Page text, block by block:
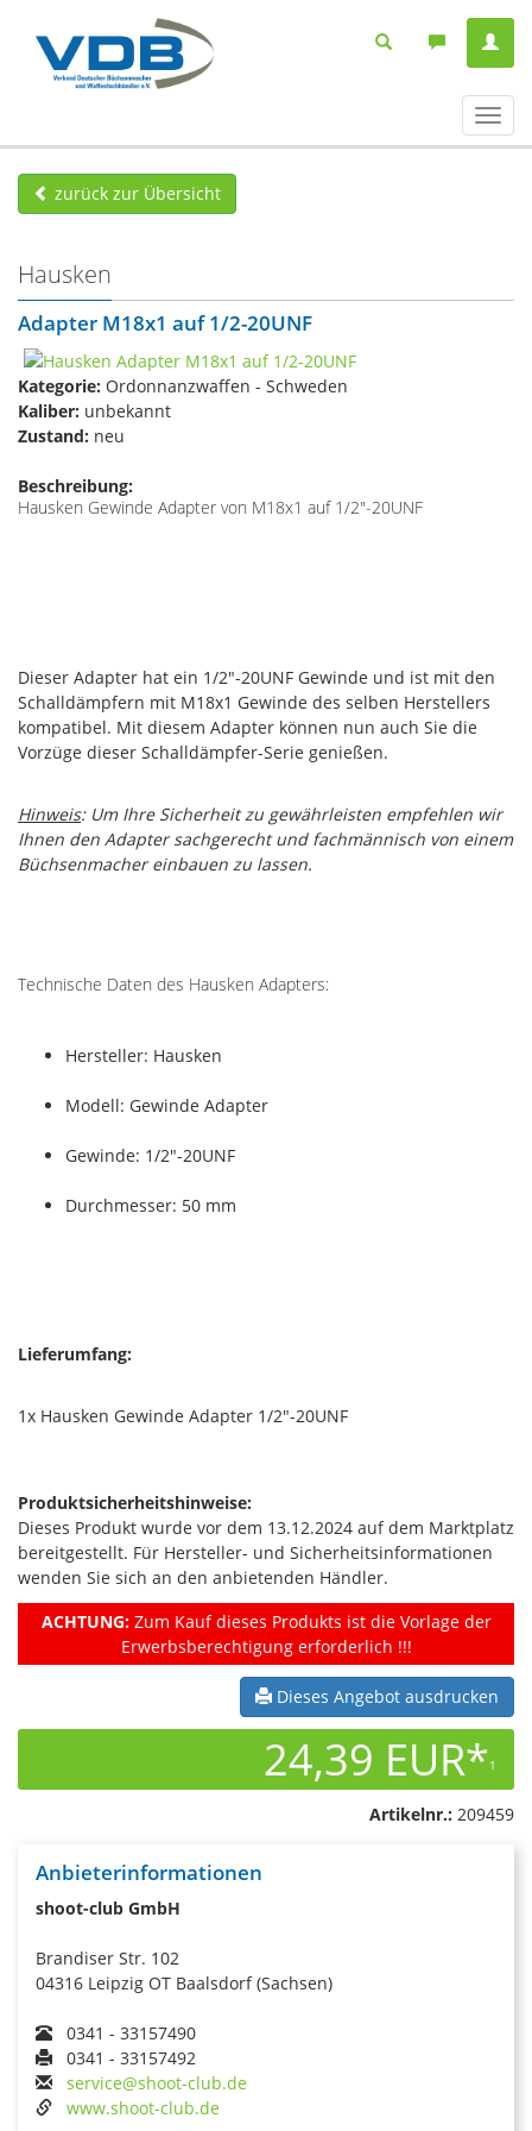
ein-/
zurück zur Übersicht
Hausken
Adapter M18x1 auf 1/2-20UNF
Kategorie: Ordonnanzwaffen - Schweden
Kaliber: unbekannt
Zustand: neu
Beschreibung:
Hausken Gewinde Adapter von M18x1 auf 1/2"-20UNF
Dieser Adapter hat ein 1/2"-20UNF Gewinde und ist mit den
Schalldämpfern mit M18x1 Gewinde des selben Herstellers
kompatibel. Mit diesem Adapter können nun auch Sie die
Vorzüge dieser Schalldämpfer-Serie genießen.
Hinweis: Um Ihre Sicherheit zu gewährleisten empfehlen wir
Ihnen den Adapter sachgerecht und fachmännisch von einem
Büchsenmacher einbauen zu lassen.
Technische Daten des Hausken Adapters:
Hersteller: Hausken
Modell: Gewinde Adapter
Gewinde: 1/2"-20UNF
Durchmesser: 50 mm
Lieferumfang:
1x Hausken Gewinde Adapter 1/2"-20UNF
Produktsicherheitshinweise:
Dieses Produkt wurde vor dem 13.12.2024 auf dem Marktplatz
bereitgestellt. Für Hersteller- und Sicherheitsinformationen
wenden Sie sich an den anbietenden Händler.
ACHTUNG:Zum Kauf dieses Produkts ist die Vorlage der
Erwerbsberechtigung erforderlich !!!
Dieses Angebot ausdrucken
24,39 EUR*1
Artikelnr.: 209459
Anbieterinformationen
shoot-club GmbH
Brandiser Str. 102
04316 Leipzig OT Baalsdorf (Sachsen)
0341 - 33157490
0341 - 33157492
service@shoot-club.de
www.shoot-club.de